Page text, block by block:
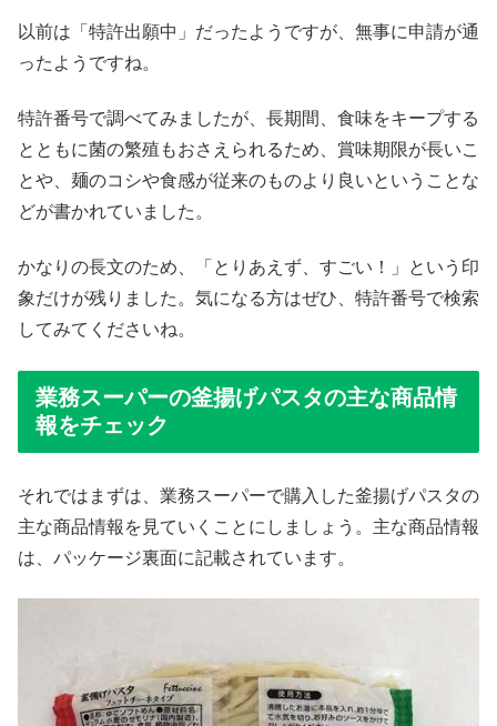
以前は「特許出願中」だったようですが、無事に申請が通
ったようですね。
特許番号で調べてみましたが、長期間、食味をキープする
とともに菌の繁殖もおさえられるため、賞味期限が長いこ
とや、麺のコシや食感が従来のものより良いということな
どが書かれていました。
かなりの長文のため、「とりあえず、すごい！」という印
象だけが残りました。気になる方はぜひ、特許番号で検索
してみてくださいね。
業務スーパーの釜揚げパスタの主な商品情
報をチェック
それではまずは、業務スーパーで購入した釜揚げパスタの
主な商品情報を見ていくことにしましょう。主な商品情報
は、パッケージ裏面に記載されています。